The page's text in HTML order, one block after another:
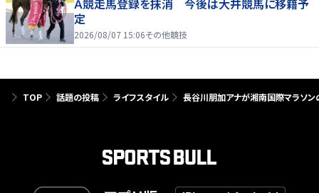
定
2026/08/07 15:06その他競技
TOP 話題の投稿 ライフスタイル 長谷川朋加アナが湘南国際マラソン